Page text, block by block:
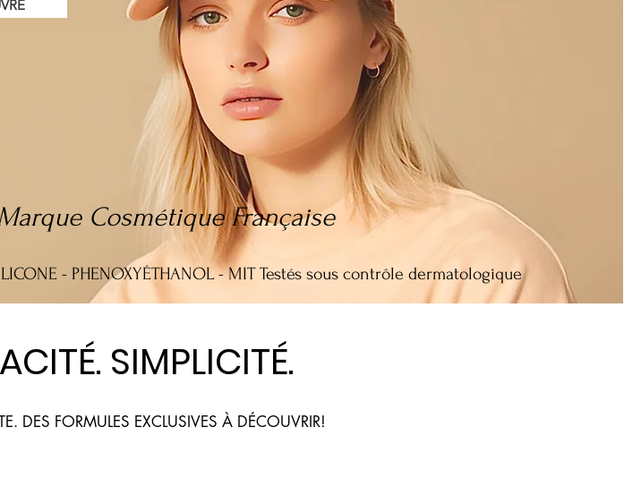
Cosmétique Française
- PHENOXYÉTHANOL - MIT Testés sous contrôle dermatologique
SIMPLICITÉ.
DES FORMULES EXCLUSIVES À DÉCOUVRIR!